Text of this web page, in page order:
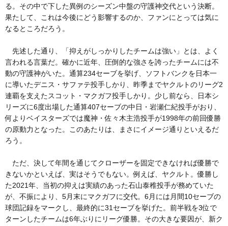
る。その中で下した異例のシーズン中盤の守護神交代という決断。
果たして、これは今後にどう影響するのか、ファンにとっては気に
なるところだろう。
先述した通り、「抑えがしっかりしたチームは強い」とは、よく
言われる言葉だ。確かに近年、圧倒的な強さを誇ったチームには不
動の守護神がいた。通算234セーブを挙げ、ソフトバンクを日本一
に導いたデニス・サファテ投手しかり、昨季までヤクルトのリーグ2
連覇を支えたスコット・マクガフ投手しかり。少し前なら、日本シ
リーズに6度出場した通算407セーブの中日・岩瀬仁紀投手がおり、
何よりベイスターズでは魔神・佐々木主浩投手が1998年の前回優勝
の原動力となった。このあたりは、まさにイメージ通りといえるだ
ろう。
ただ、決して年間を通じてクローザーを固定できなければ優勝で
きないかといえば、実はそうでもない。例えば、ヤクルト。優勝し
た2021年、当初の抑えは実績のあった石山泰稚投手が務めていた
が、不振により、5月末にマクガフに交代。6月には月間10セーブの
球団記録をマークし、最終的に31セーブを挙げた。前半戦を3位で
ターンしたチームは6年ぶりにリーグ優勝。その大きな要因が、新ク